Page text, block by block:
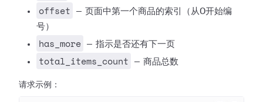
offset
— 页面中第一个商品的索引（从0开始编
号）
has_more — 指示是否还有下一页
total_items_count — 商品总数
请求示例：